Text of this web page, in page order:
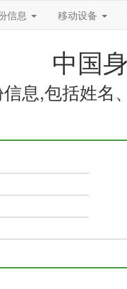
信息 移动设备
中国
息,包括姓名